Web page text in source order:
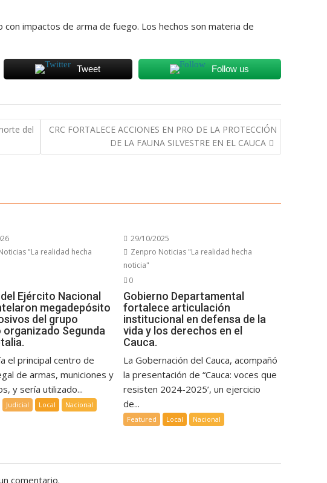
con impactos de arma de fuego. Los hechos son materia de
Tweet Follow us
del
CRC FORTALECE ACCIONES EN PRO DE LA PROTECCIÓN
DE LA FAUNA SILVESTRE EN EL CAUCA
"La realidad hecha
Ejército Nacional
megadepósito
del grupo
organizado Segunda
el principal centro de
de armas, municiones y
y sería utilizado...
Judicial Local Nacional
29/10/2025
Zenpro Noticias "La realidad hecha
noticia"
0
Gobierno Departamental
fortalece articulación
institucional en defensa de la
vida y los derechos en el
Cauca.
La Gobernación del Cauca, acompañó
la presentación de “Cauca: voces que
resisten 2024-2025’, un ejercicio
de...
Featured Local Nacional
comentario.